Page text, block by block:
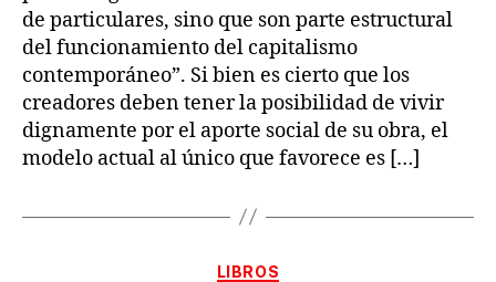
de particulares, sino que son parte estructural
del funcionamiento del capitalismo
contemporáneo”. Si bien es cierto que los
creadores deben tener la posibilidad de vivir
dignamente por el aporte social de su obra, el
modelo actual al único que favorece es […]
Categorías
LIBROS